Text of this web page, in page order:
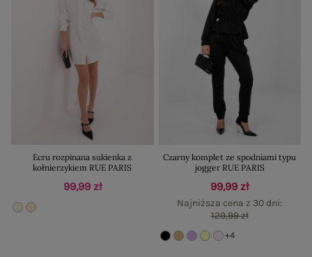
Ecru rozpinana sukienka z
kołnierzykiem RUE PARIS
99,99 zł
Czarny komplet ze spodniami typu
jogger RUE PARIS
99,99 zł
Najniższa cena z 30 dni:
129,99 zł
+4